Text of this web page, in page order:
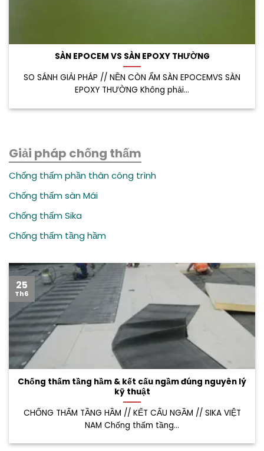
SÀN EPOCEM VS SÀN EPOXY THƯỜNG
SO SÁNH GIẢI PHÁP // NỀN CÒN ẨM SÀN EPOCEMVS SÀN
EPOXY THƯỜNG Không phải...
Giải pháp chống thấm
Chống thấm phần thân công trình
Chống thấm sàn Mái
Chống thấm Sika
Chống thấm tầng hầm
Chống thấm tầng hầm & kết cấu ngầm đúng nguyên lý
kỹ thuật
CHỐNG THẤM TẦNG HẦM // KẾT CẤU NGẦM // SIKA VIỆT
NAM Chống thấm tầng...
25
Th6